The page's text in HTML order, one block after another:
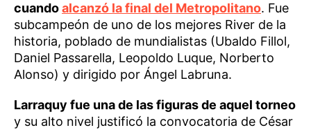
cuandoalcanzó la final del Metropolitano. Fue
subcampeón de uno de los mejores River de la
historia, poblado de mundialistas (Ubaldo Fillol,
Daniel Passarella, Leopoldo Luque, Norberto
Alonso) y dirigido por Ángel Labruna.
Larraquy fue una de las figuras de aquel torneo
y su alto nivel justificó la convocatoria de César